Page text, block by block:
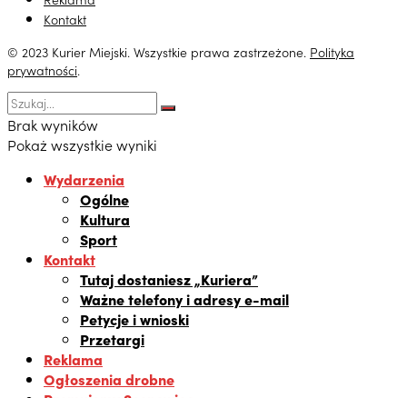
Kontakt
© 2023 Kurier Miejski. Wszystkie prawa zastrzeżone. Polityka
prywatności.
Brak wyników
Pokaż wszystkie wyniki
Wydarzenia
Ogólne
Kultura
Sport
Kontakt
Tutaj dostaniesz „Kuriera”
Ważne telefony i adresy e-mail
Petycje i wnioski
Przetargi
Reklama
Ogłoszenia drobne